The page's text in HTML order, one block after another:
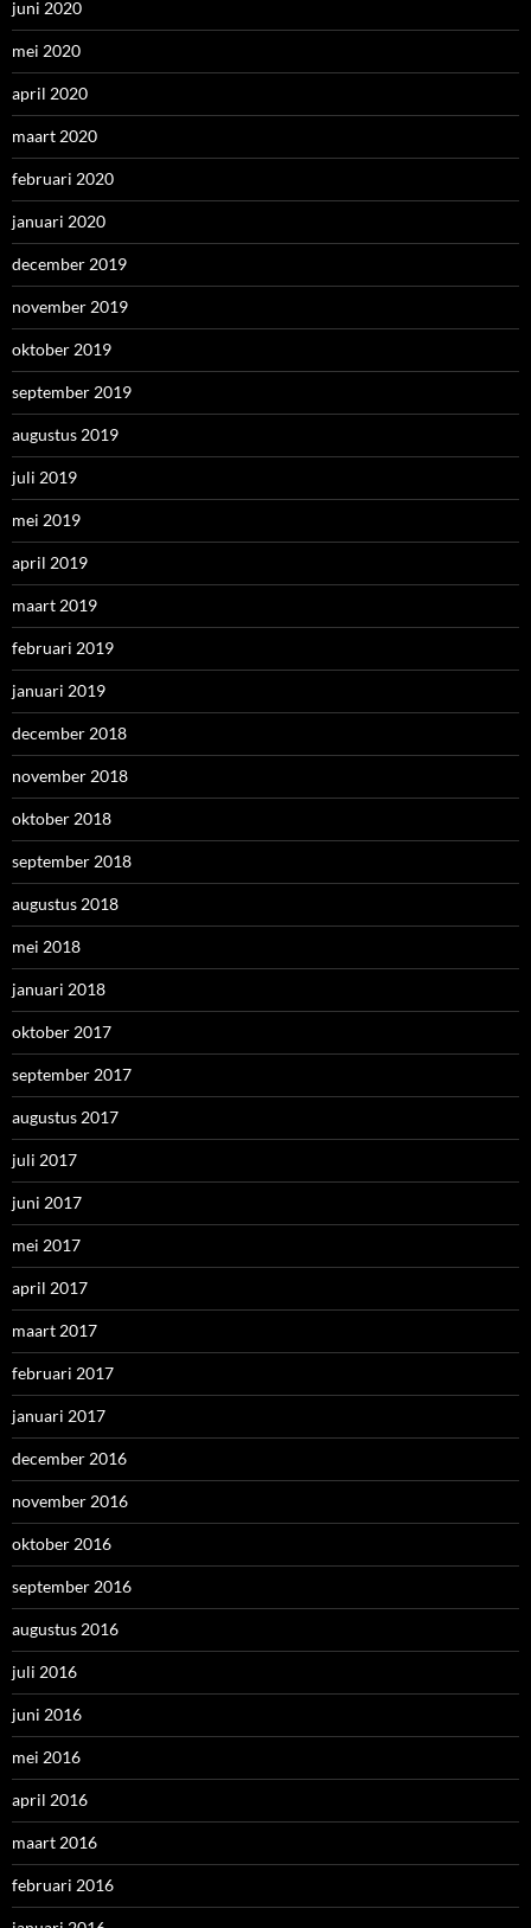
juni 2020
mei 2020
april 2020
maart 2020
februari 2020
januari 2020
december 2019
november 2019
oktober 2019
september 2019
augustus 2019
juli 2019
mei 2019
april 2019
maart 2019
februari 2019
januari 2019
december 2018
november 2018
oktober 2018
september 2018
augustus 2018
mei 2018
januari 2018
oktober 2017
september 2017
augustus 2017
juli 2017
juni 2017
mei 2017
april 2017
maart 2017
februari 2017
januari 2017
december 2016
november 2016
oktober 2016
september 2016
augustus 2016
juli 2016
juni 2016
mei 2016
april 2016
maart 2016
februari 2016